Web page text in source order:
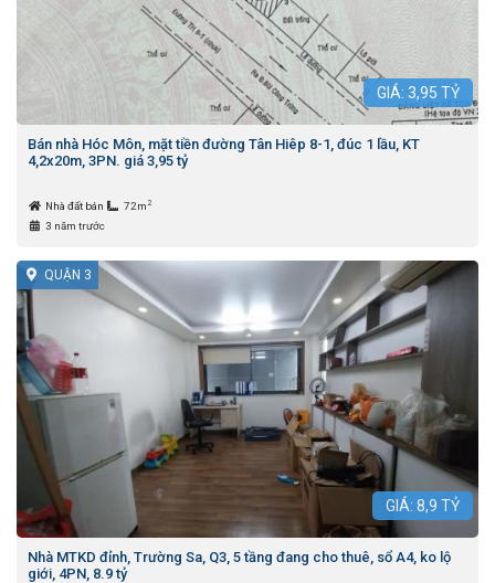
GIÁ: 3,95 TỶ
Bán nhà Hóc Môn, mặt tiền đường Tân Hiêp 8-1, đúc 1 lầu, KT
4,2x20m, 3PN. giá 3,95 tỷ
Nhà đất bán 72m 2
3 năm trước
QUẬN 3
GIÁ: 8,9 TỶ
Nhà MTKD đỉnh, Trường Sa, Q3, 5 tầng đang cho thuê, sổ A4, ko lộ
giới, 4PN, 8.9 tỷ